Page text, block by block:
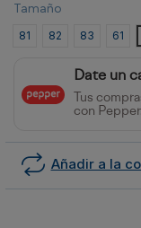
Tamaño
81 82 83 61
Date un
Tus
con Pepper.
Añadir a la